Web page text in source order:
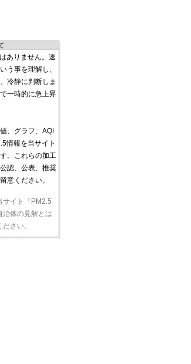
ありません。速
う事を理解し、
冷静に判断しま
一時的に急上昇
、グラフ、AQI
情報を当サイト
。これらの加工
認、公表、推奨
意ください。
イト「PM2.5
治体の見解とは
さい。